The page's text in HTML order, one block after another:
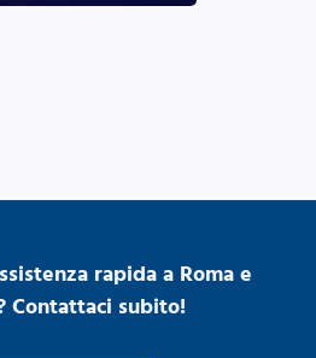
rapida a Roma e
Contattaci subito!